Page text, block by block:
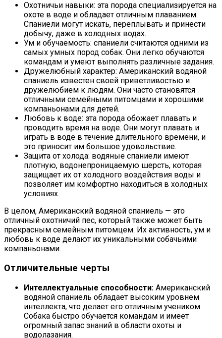
Охотничьи навыки: эта порода специализируется на
охоте в воде и обладает отличным плаванием.
Спаниели могут искать, переплывать и принести
добычу, даже в холодных водах.
Ум и обучаемость: спаниели считаются одними из
самых умных пород собак. Они легко обучаются
командам и умеют выполнять различные задания.
Дружелюбный характер: Американский водяной
спаниель известен своей приветливостью и
дружелюбием к людям. Они часто становятся
отличными семейными питомцами и хорошими
компаньонами для детей.
Любовь к воде: эта порода обожает плавать и
проводить время на воде. Они могут плавать и
играть в воде в течение длительного времени, и
это приносит им большое удовольствие.
Защита от холода: водяные спаниели имеют
плотную, водонепроницаемую шерсть, которая
защищает их от холодного воздействия воды и
позволяет им комфортно находиться в холодных
условиях.
В целом, Американский водяной спаниель — это
отличный охотничий пес, который также может быть
прекрасным семейным питомцем. Их активность, ум и
любовь к воде делают их уникальными собачьими
компаньонами.
Отличительные черты
Интеллектуальные способности: Американский
водяной спаниель обладает высоким уровнем
интеллекта, что делает его отличным учеником.
Собака быстро обучается командам и имеет
огромный запас знаний в области охоты и
водолазания.